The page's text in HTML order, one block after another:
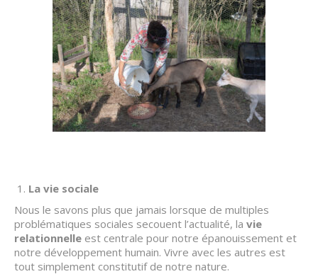
La vie sociale
Nous le savons plus que jamais lorsque de multiples
problématiques sociales secouent l’actualité, la vie
relationnelle est centrale pour notre épanouissement et
notre développement humain. Vivre avec les autres est
tout simplement constitutif de notre nature.